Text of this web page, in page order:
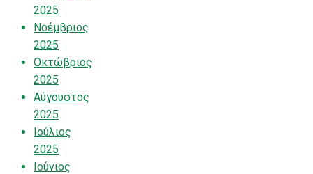
2025
Νοέμβριος
2025
Οκτώβριος
2025
Αύγουστος
2025
Ιούλιος
2025
Ιούνιος